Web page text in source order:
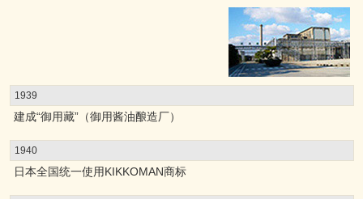
1939
建成“御用藏”（御用酱油酿造厂）
1940
日本全国统一使用KIKKOMAN商标